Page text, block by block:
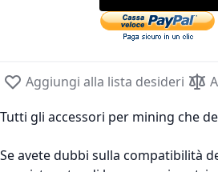
Aggiungi alla lista desideri
Tutti gli accessori per mining che
Se avete dubbi sulla compatibilità